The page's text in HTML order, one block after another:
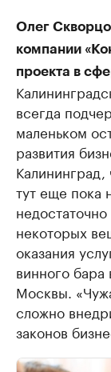
Олег
компании
проекта в
всегда
маленьком
развития
тут еще пока
некоторых
оказания
винного бара
Москвы.
сложно
законов